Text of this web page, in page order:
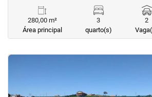
280,00 m²
Área principal
3
quarto(s)
2
<